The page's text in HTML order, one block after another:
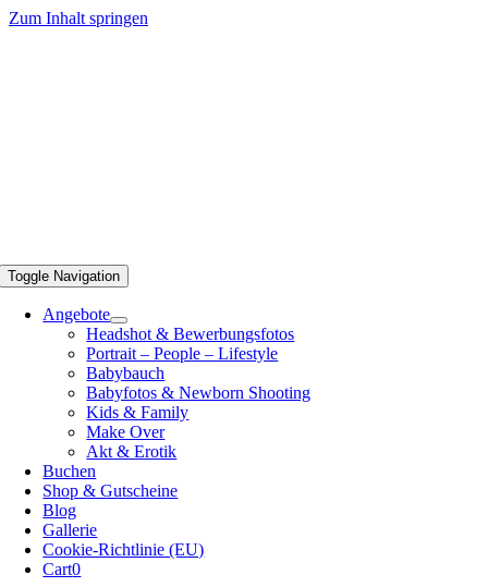
Zum Inhalt springen
Toggle Navigation
Angebote
Headshot & Bewerbungsfotos
Portrait – People – Lifestyle
Babybauch
Babyfotos & Newborn Shooting
Kids & Family
Make Over
Akt & Erotik
Buchen
Shop & Gutscheine
Blog
Gallerie
Cookie-Richtlinie (EU)
Cart0